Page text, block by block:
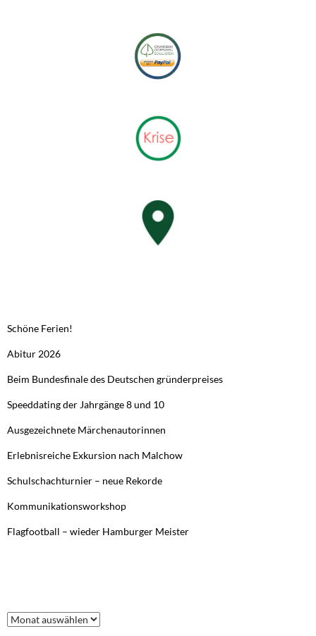
Schöne Ferien!
Abitur 2026
Beim Bundesfinale des Deutschen gründerpreises
Speeddating der Jahrgänge 8 und 10
Ausgezeichnete Märchenautorinnen
Erlebnisreiche Exkursion nach Malchow
Schulschachturnier – neue Rekorde
Kommunikationsworkshop
Flagfootball – wieder Hamburger Meister
Frühere
Beiträge